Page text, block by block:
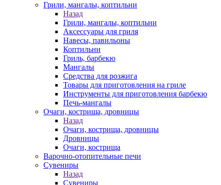
Грили, мангалы, коптильни
Назад
Грили, мангалы, коптильни
Аксессуары для гриля
Навесы, павильоны
Коптильни
Гриль, барбекю
Мангалы
Средства для розжига
Товары для приготовления на гриле
Инструменты для приготовления барбекю
Печь-мангалы
Очаги, кострища, дровницы
Назад
Очаги, кострища, дровницы
Дровницы
Очаги, кострища
Варочно-отопительные печи
Сувениры
Назад
Сувениры